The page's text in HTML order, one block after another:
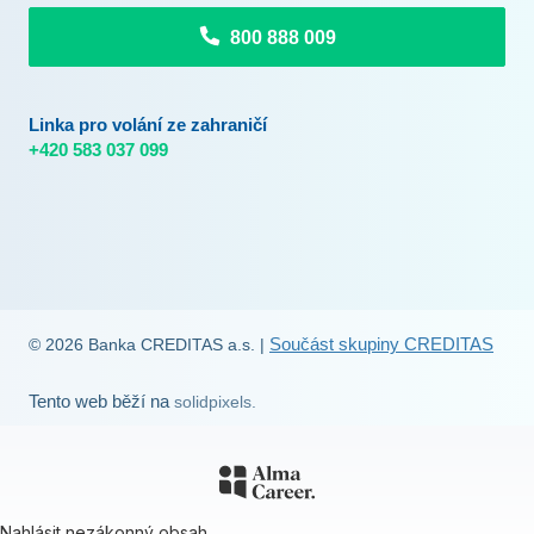
Finanční služby skupiny CREDITAS
Podmínky používání
800 888 009
Linka pro volání ze zahraničí
+420 583 037 099
© 2026 Banka CREDITAS a.s. | Součást skupiny CREDITAS
Tento web běží na solidpixels.